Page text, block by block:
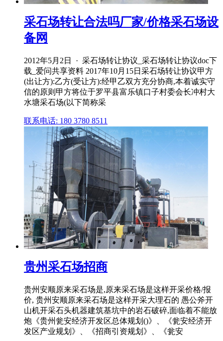
采石场转让合法吗厂家/价格采石场设
备网
2012年5月2日 · 采石场转让协议_采石场转让协议doc下
载_爱问共享资料 2017年10月15日采石场转让协议甲方
(出让方):乙方(受让方):经甲乙双方充分协商,本着诚实守
信的原则甲方将位于罗平县富乐镇口子村委会长冲村大
水塘采石场(以下简称采
联系电话: 180 3780 8511
贵州采石场招商
贵州安顺原来采石场是,原来采石场是这样开采价格/报
价, 贵州安顺原来采石场是这样开采大理石的 愚公斧开
山机开采石头机器建筑基坑中的岩石破碎,面临着不能放
炮《贵州瓮安经济开发区总体规划()》、《瓮安经济开
发区产业规划》、《招商引资规划》、《瓮安